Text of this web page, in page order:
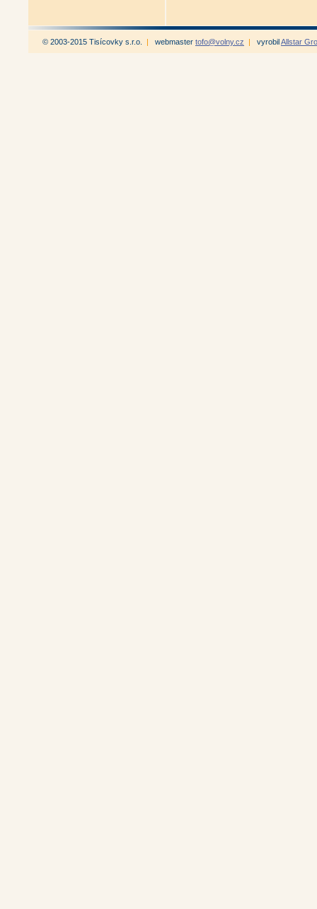
© 2003-2015 Tisícovky s.r.o. | webmaster tofo@volny.cz | vyrobilAllstar